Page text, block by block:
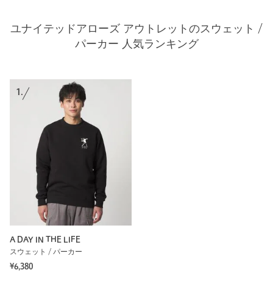
ユナイテッドアローズ アウトレットのスウェット /
パーカー 人気ランキング
1.
A DAY IN THE LIFE
スウェット / パーカー
¥6,380